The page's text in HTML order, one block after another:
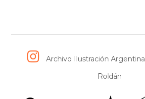
Archivo Ilustración Argentina
Roldán